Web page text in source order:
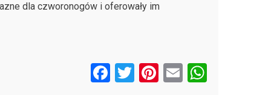
dla czworonogów i oferowały im
F T Pi E